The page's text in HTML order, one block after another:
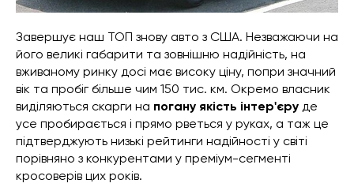
Завершує наш ТОП знову авто з США. Незважаючи на
його великі габарити та зовнішню надійність, на
вживаному ринку досі має високу ціну, попри значний
вік та пробіг більше чим 150 тис. км. Окремо власник
виділяються скарги на погану якість інтер'єру де
усе пробирається і прямо рветься у руках, а таж це
підтверджують низькі рейтинги надійності у світі
порівняно з конкурентами у преміум-сегменті
кросоверів цих років.